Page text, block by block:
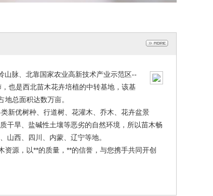
脉、北靠国家农业高新技术产业示范区--
也是西北苗木花卉培植的中转基地，该基
总面积达数万亩。
新优树种、行道树、花灌木、乔木、花卉盆景
干旱、盐碱性土壤等恶劣的自然环境，所以苗木畅
山西、四川、内蒙、辽宁等地。
源，以**的质量，**的信誉，与您携手共同开创